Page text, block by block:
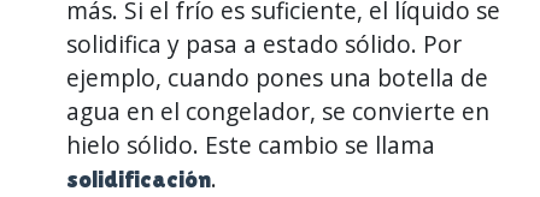
más. Si el frío es suficiente, el líquido se
solidifica y pasa a estado sólido. Por
ejemplo, cuando pones una botella de
agua en el congelador, se convierte en
hielo sólido. Este cambio se llama
solidificación.